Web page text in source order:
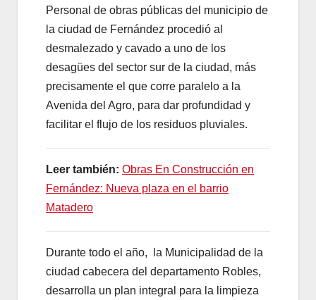
Personal de obras públicas del municipio de
la ciudad de Fernández procedió al
desmalezado y cavado a uno de los
desagües del sector sur de la ciudad, más
precisamente el que corre paralelo a la
Avenida del Agro, para dar profundidad y
facilitar el flujo de los residuos pluviales.
Leer también: Obras En Construcción en
Fernández: Nueva plaza en el barrio
Matadero
Durante todo el año, la Municipalidad de la
ciudad cabecera del departamento Robles,
desarrolla un plan integral para la limpieza